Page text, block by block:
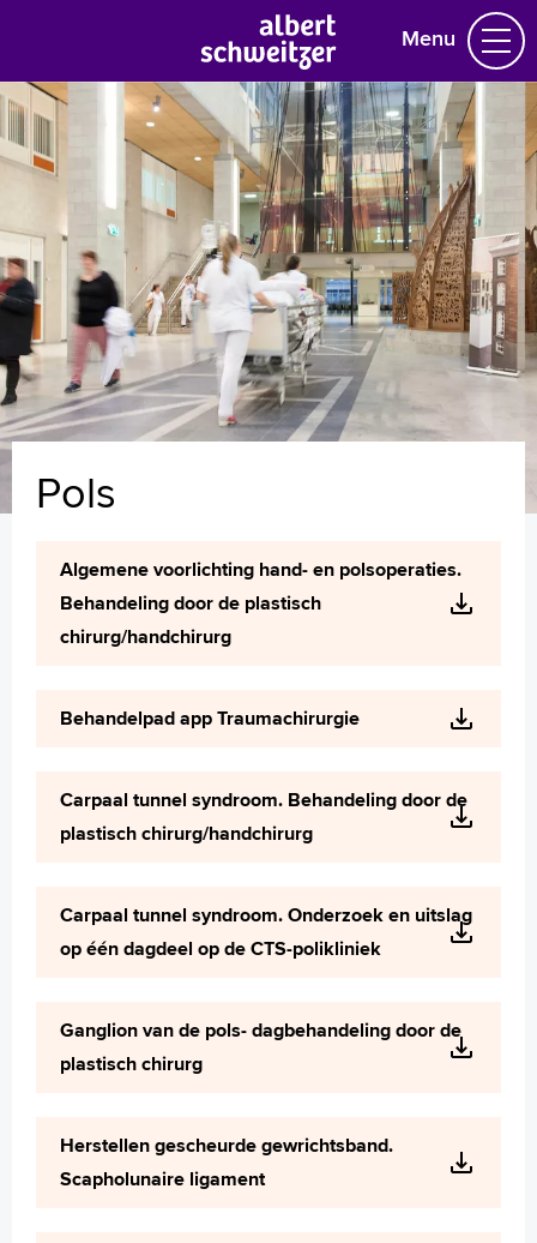
Menu
Homepage
Praktische informatie
Specialismen
Werken en leren
Medewerkers
Contact
MijnASz
Tekstgrootte A
Voorleesfunctie
Polski
Türkçe
Pols
Algemene voorlichting hand- en polsoperaties.
Behandeling door de plastisch
chirurg/handchirurg
Behandelpad app Traumachirurgie
Carpaal tunnel syndroom. Behandeling door de
plastisch chirurg/handchirurg
Carpaal tunnel syndroom. Onderzoek en uitslag
op één dagdeel op de CTS-polikliniek
Ganglion van de pols- dagbehandeling door de
plastisch chirurg
Herstellen gescheurde gewrichtsband.
Scapholunaire ligament